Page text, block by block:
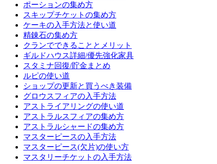
ポーションの集め方
スキップチケットの集め方
ケーキの入手方法と使い道
精錬石の集め方
クランでできることとメリット
ギルドハウス詳細/優先強化家具
スタミナ回復/貯金まとめ
ルピの使い道
ショップの更新と買うべき装備
グロウスフィアの入手方法
アストライアリングの使い道
アストラルスフィアの集め方
アストラルシャードの集め方
マスターピースの入手方法
マスターピース(欠片)の使い方
マスタリーチケットの入手方法